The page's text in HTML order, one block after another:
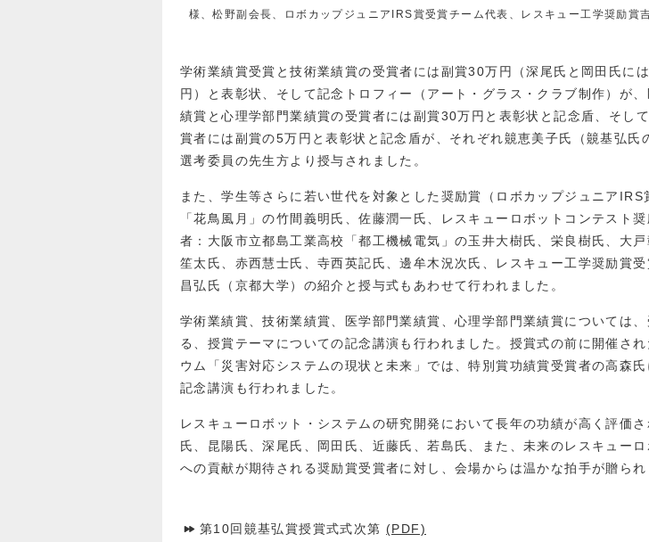
様、松野副会長、ロボカップジュニアIRS賞受賞チーム代表、レスキュー工学奨励賞
学術業績賞受賞と技術業績賞の受賞者には副賞30万円（深尾氏と岡田氏に
円）と表彰状、そして記念トロフィー（アート・グラス・クラブ制作）が
績賞と心理学部門業績賞の受賞者には副賞30万円と表彰状と記念盾、そし
賞者には副賞の5万円と表彰状と記念盾が、それぞれ竸恵美子氏（竸基弘氏
選考委員の先生方より授与されました。
また、学生等さらに若い世代を対象とした奨励賞（ロボカップジュニアIRS
「花鳥風月」の竹間義明氏、佐藤潤一氏、レスキューロボットコンテスト
者：大阪市立都島工業高校「都工機械電気」の玉井大樹氏、栄良樹氏、大
笙太氏、赤西慧士氏、寺西英記氏、邊牟木況次氏、レスキュー工学奨励賞受
昌弘氏（京都大学）の紹介と授与式もあわせて行われました。
学術業績賞、技術業績賞、医学部門業績賞、心理学部門業績賞については、
る、授賞テーマについての記念講演も行われました。授賞式の前に開催され
ウム「災害対応システムの現状と未来」では、特別賞功績賞受賞者の高森
記念講演も行われました。
レスキューロボット・システムの研究開発において長年の功績が高く評価さ
氏、昆陽氏、深尾氏、岡田氏、近藤氏、若島氏、また、未来のレスキューロ
への貢献が期待される奨励賞受賞者に対し、会場からは温かな拍手が贈られ
第10回竸基弘賞授賞式式次第 (PDF)